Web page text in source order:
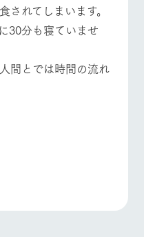
されてしまいます。
30分も寝ていませ
間とでは時間の流れ